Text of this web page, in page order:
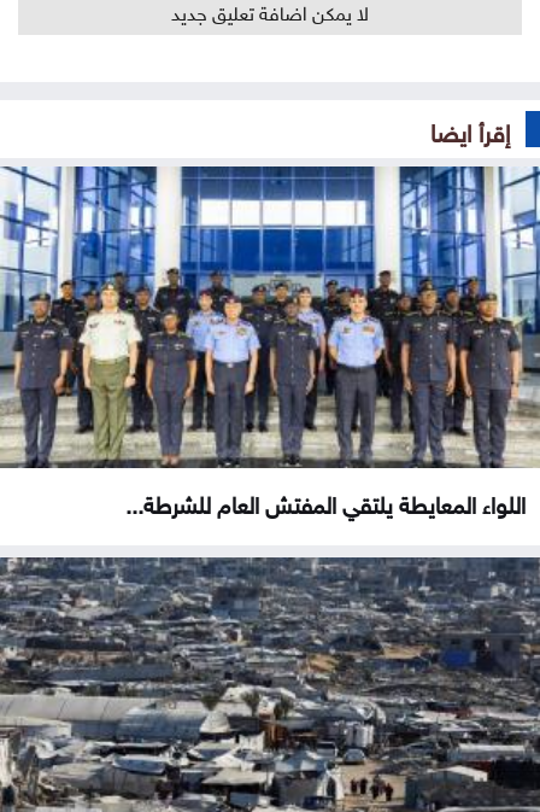
لا يمكن اضافة تعليق جديد
إقرأ ايضا
اللواء المعايطة يلتقي المفتش العام للشرطة...